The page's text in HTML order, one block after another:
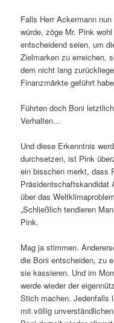
Falls Herr Ackermann
würde, zöge Mr. Pink
entscheidend seien, um
Zielmarken zu erreichen,
dem nicht lang
Finanzmärkte geführt
Führten doch Boni
Verhalten…
Und diese Erkenntnis
durchsetzen, ist Pink
ein bisschen merkt, dass
Präsidentschaftskandidat
über das
„Schließlich tendieren
Pink.
Mag ja stimmen.
die Boni entscheiden, zu
sie kassieren. Und im
werde wieder der
Stich machen. Jedenfalls
mit völlig